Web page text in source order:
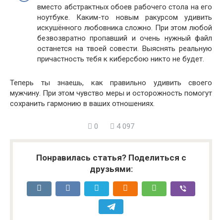
вместо абстрактных обоев рабочего стола на его
ноутбуке. Каким-то новым ракурсом удивить
искушённого любовника сложно. При этом любой
безвозвратно пропавший и очень нужный файл
останется на твоей совести. Выяснять реальную
причастность тебя к киберсбою никто не будет.
Теперь ты знаешь, как правильно удивить своего
мужчину. При этом чувство меры и осторожность помогут
сохранить гармонию в ваших отношениях.
0 4 097
Понравилась статья? Поделиться с
друзьями: